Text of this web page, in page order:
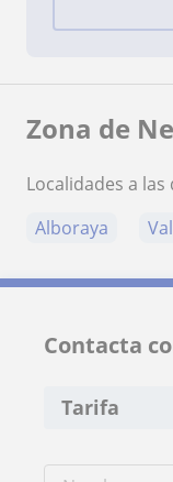
Zona de
Localidades a
Alboraya
Contacta
Tarifa